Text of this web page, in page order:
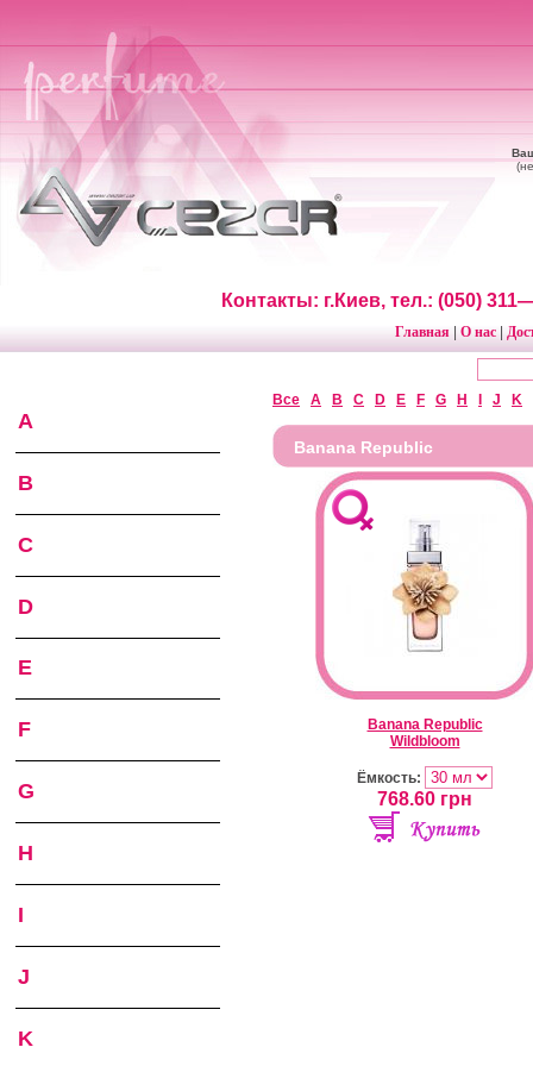
Контакты: г.Киев, тел.: (050)
Главная О нас
A
B
C
D
E
F
G
H
I
J
K
Все A B C D E F G H J K
Banana Republic
Banana Republic
Wildbloom
Ёмкость:
768.60 грн